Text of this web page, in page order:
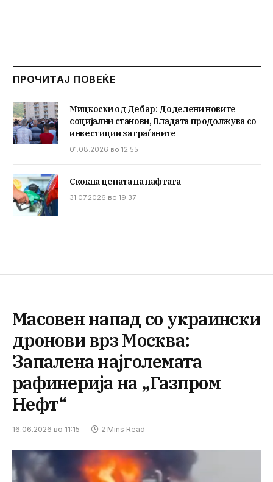
ПРОЧИТАЈ ПОВЕЌЕ
Мицкоски од Дебар: Доделени новите
социјални станови, Владата продолжува со
инвестиции за граѓаните
01.08.2026 во 12:55
Скокна цената на нафтата
31.07.2026 во 19:37
Масовен напад со украински
дронови врз Москва:
Запалена најголемата
рафинерија на „Газпром
Нефт“
16.06.2026 во 11:15 2 Mins Read